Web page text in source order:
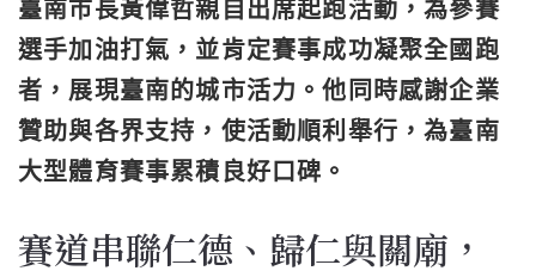
臺南市長黃偉哲親自出席起跑活動，為參賽
選手加油打氣，並肯定賽事成功凝聚全國跑
者，展現臺南的城市活力。他同時感謝企業
贊助與各界支持，使活動順利舉行，為臺南
大型體育賽事累積良好口碑。
賽道串聯仁德、歸仁與關廟，